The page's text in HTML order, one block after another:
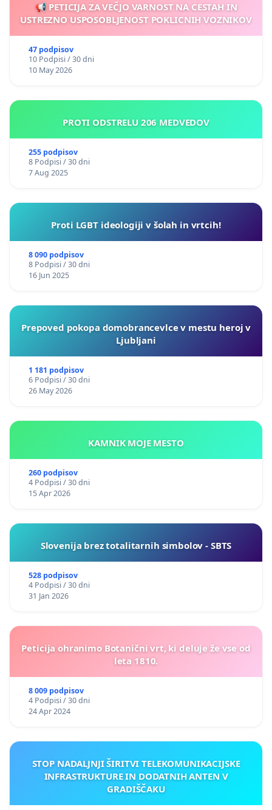
📢 PETICIJA ZA VEČJO VARNOST NA CESTAH IN
USTREZNO USPOSOBLJENOST POKLICNIH VOZNIKOV
47 podpisov
10 Podpisi / 30 dni
10 May 2026
PROTI ODSTRELU 206 MEDVEDOV
255 podpisov
8 Podpisi / 30 dni
7 Aug 2025
Proti LGBT ideologiji v šolah in vrtcih!
8 090 podpisov
8 Podpisi / 30 dni
16 Jun 2025
Prepoved pokopa domobrancevlce v mestu heroj v
Ljubljani
1 181 podpisov
6 Podpisi / 30 dni
26 May 2026
KAMNIK MOJE MESTO
260 podpisov
4 Podpisi / 30 dni
15 Apr 2026
Slovenija brez totalitarnih simbolov - SBTS
528 podpisov
4 Podpisi / 30 dni
31 Jan 2026
Peticija ohranimo Botanični vrt, ki deluje že vse od
leta 1810.
8 009 podpisov
4 Podpisi / 30 dni
24 Apr 2024
STOP NADALJNJI ŠIRITVI TELEKOMUNIKACIJSKE
INFRASTRUKTURE IN DODATNIH ANTEN V
GRADIŠČAKU